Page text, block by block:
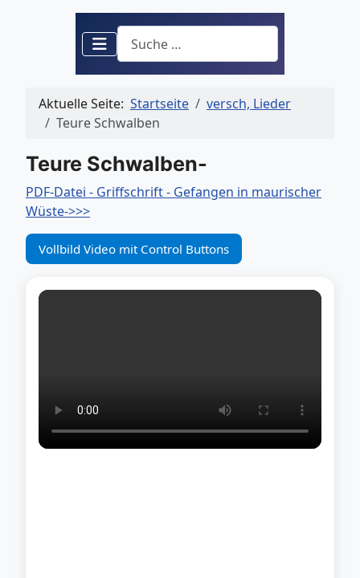
Suchen
Aktuelle Seite: Startseite
versch, Lieder
Teure Schwalben
Teure Schwalben-
PDF-Datei - Griffschrift - Gefangen in maurischer
Wüste->>>
Vollbild Video mit Control Buttons